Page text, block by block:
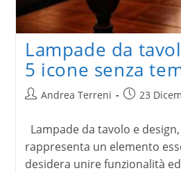
Lampade da
5 icone senza
AutoreAndrea Terreni
Articolo
23
Lampade da tavolo e
rappresenta un elemento
desidera unire funzionalità